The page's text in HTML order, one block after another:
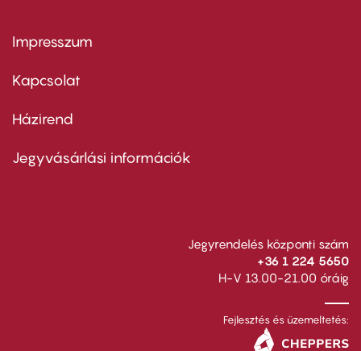
Footer
first
Impresszum
Kapcsolat
Footer
second
Házirend
Jegyvásárlási információk
Jegyrendelés központi szám
+36 1 224 5650
H-V 13.00-21.00 óráig
Fejlesztés és üzemeltetés: